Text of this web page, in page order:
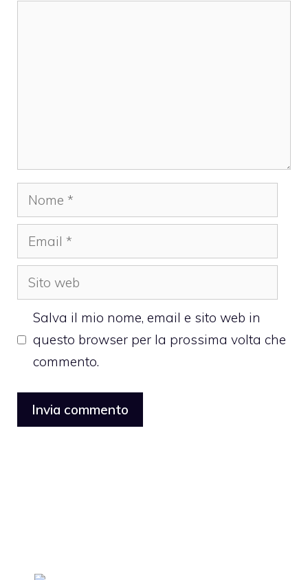
Nome
Email
Sito
web
Salva il mio nome, email e sito web in
questo browser per la prossima volta che
commento.